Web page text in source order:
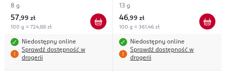
8 g
57,99 zł
100 g = 724,88 zł
Niedostępny online
Sprawdź dostępność w
drogerii
13 g
46,99 zł
100 g = 361,46 zł
Niedostępny online
Sprawdź dostępność w
drogerii